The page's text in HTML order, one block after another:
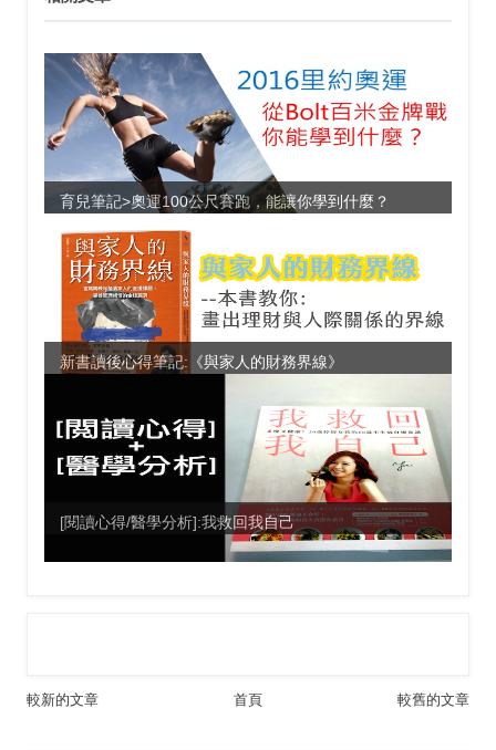
育兒筆記>奧運100公尺賽跑，能讓你學到什麼？
新書讀後心得筆記:《與家人的財務界線》
[閱讀心得/醫學分析]:我救回我自己
較新的文章 較舊的文章
首頁